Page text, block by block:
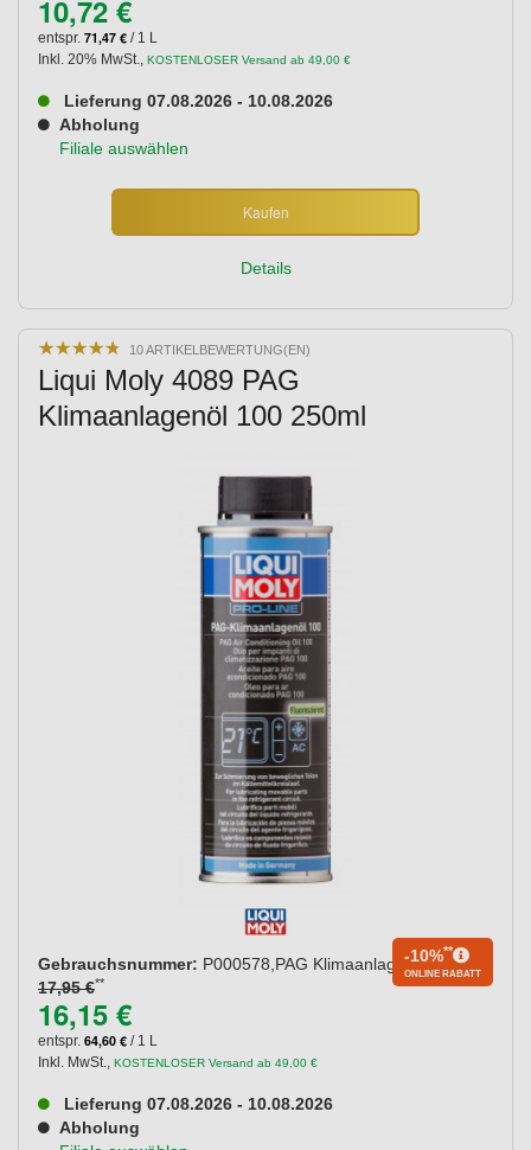
10,72 €
entspr. 71,47 € / 1 L
Inkl. 20% MwSt., KOSTENLOSER Versand ab 49,00 €
Lieferung 07.08.2026 - 10.08.2026
Abholung
Filiale auswählen
Kaufen
Details
★★★★★
★★★★★ 10 ARTIKELBEWERTUNG(EN)
Liqui Moly 4089 PAG
Klimaanlagenöl 100 250ml
Gebrauchsnummer: P000578,PAG Klimaanlagenöl 100
17,95 €**
-10%**
ONLINE RABATT
16,15 €
entspr. 64,60 € / 1 L
Inkl. MwSt., KOSTENLOSER Versand ab 49,00 €
Lieferung 07.08.2026 - 10.08.2026
Abholung